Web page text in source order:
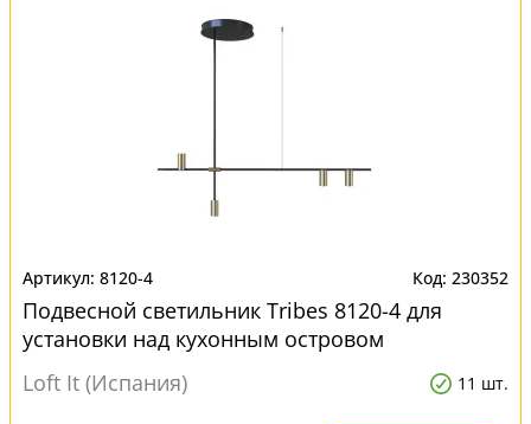
8120-4 230352
Подвесной светильник Tribes 8120-4 для
установки над кухонным островом
Loft It (Испания)
11 шт.